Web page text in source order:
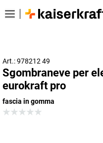
Art.: 978212 49
Sgombraneve per
eurokraft pro
fascia in gomma